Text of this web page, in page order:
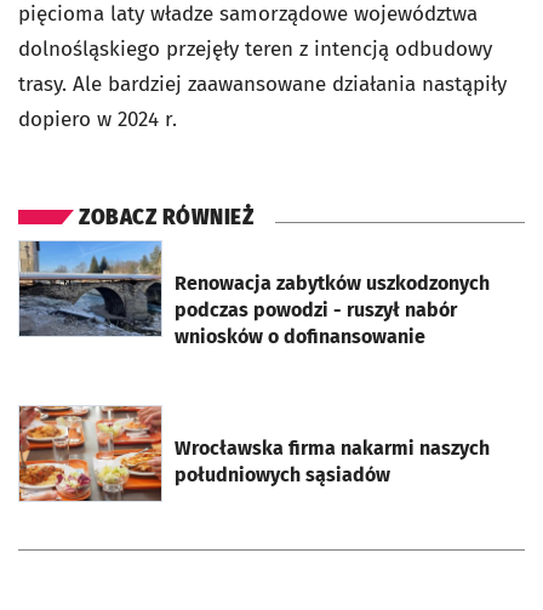
pięcioma laty władze samorządowe województwa
dolnośląskiego przejęły teren z intencją odbudowy
trasy. Ale bardziej zaawansowane działania nastąpiły
dopiero w 2024 r.
ZOBACZ RÓWNIEŻ
Renowacja zabytków uszkodzonych
podczas powodzi - ruszył nabór
wniosków o dofinansowanie
otworzy się w nowej karcie
Wrocławska firma nakarmi naszych
południowych sąsiadów
otworzy się w nowej karcie